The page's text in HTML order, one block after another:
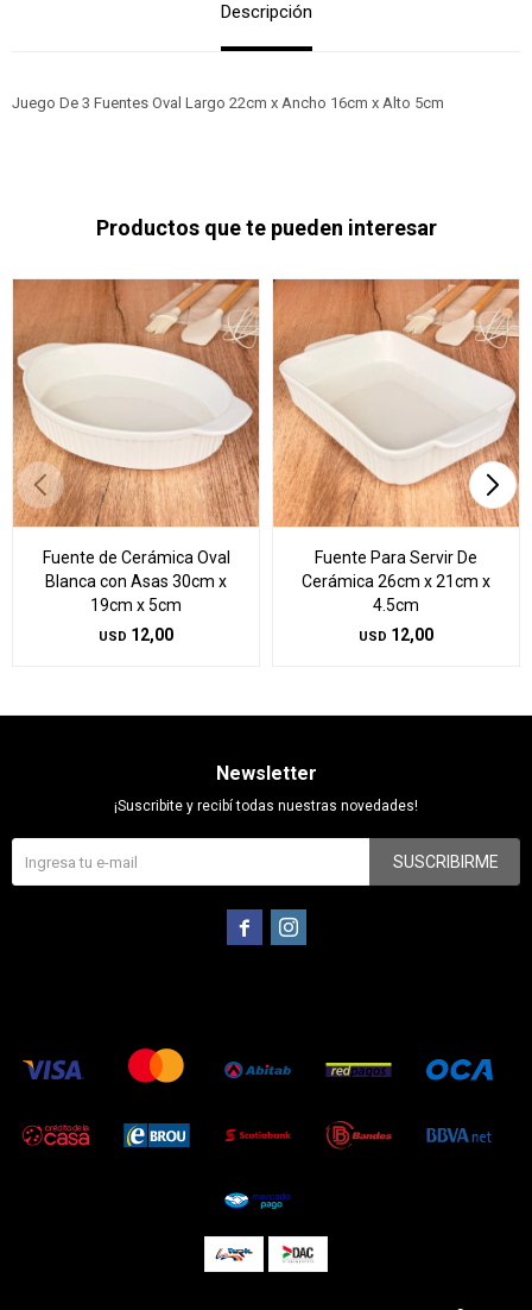
Descripción
Juego De 3 Fuentes Oval Largo 22cm x Ancho 16cm x Alto 5cm
Productos que te pueden interesar
Fuente de Cerámica Oval
Blanca con Asas 30cm x
19cm x 5cm
USD 12,00
Fuente Para Servir De
Cerámica 26cm x 21cm x
4.5cm
USD 12,00
Newsletter
¡Suscribite y recibí todas nuestras novedades!
SUSCRIBIRME
 